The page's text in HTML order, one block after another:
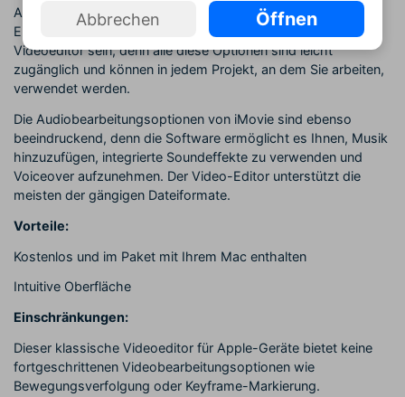
Anwenden von Effekten für geteilte Bildschirme oder das
Erstellen von PIP-Videos müssen Sie kein erfahrener
Videoeditor sein, denn alle diese Optionen sind leicht
zugänglich und können in jedem Projekt, an dem Sie arbeiten,
verwendet werden.
Die Audiobearbeitungsoptionen von iMovie sind ebenso
beeindruckend, denn die Software ermöglicht es Ihnen, Musik
hinzuzufügen, integrierte Soundeffekte zu verwenden und
Voiceover aufzunehmen. Der Video-Editor unterstützt die
meisten der gängigen Dateiformate.
Vorteile:
Kostenlos und im Paket mit Ihrem Mac enthalten
Intuitive Oberfläche
Einschränkungen:
Dieser klassische Videoeditor für Apple-Geräte bietet keine
fortgeschrittenen Videobearbeitungsoptionen wie
Bewegungsverfolgung oder Keyframe-Markierung.
Abbrechen Öffnen